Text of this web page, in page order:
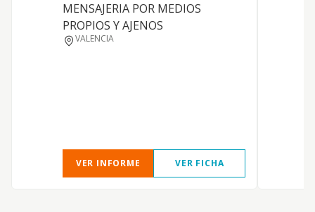
MENSAJERIA POR MEDIOS
PROPIOS Y AJENOS
VALENCIA
VER INFORME VER FICHA